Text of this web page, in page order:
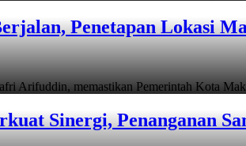
Penetapan Lokasi
memastikan Pemerintah Kota
Sinergi, Penanganan